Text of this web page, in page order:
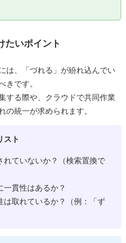
たいポイント
は、「づれる」が紛れ込んでい
きです。
する際や、クラウドで共同作業
の統一が求められます。
スト
れていないか？（検索置換で
一貫性はあるか？
は取れているか？（例：「ず